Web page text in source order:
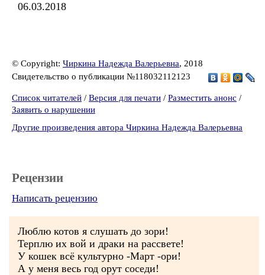
06.03.2018
© Copyright: Чиркина Надежда Валерьевна, 2018
Свидетельство о публикации №118032112123
Список читателей / Версия для печати / Разместить анонс /
Заявить о нарушении
Другие произведения автора Чиркина Надежда Валерьевна
Рецензии
Написать рецензию
Люблю котов я слушать до зори!
Терплю их вой и драки на рассвете!
У кошек всё культурно -Март -ори!
А у меня весь год орут соседи!